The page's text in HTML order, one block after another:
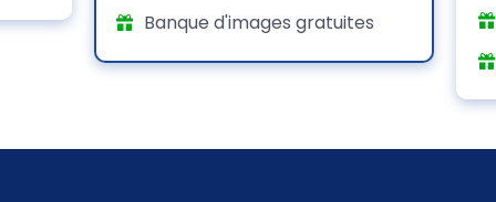
Banque d'images gratuites